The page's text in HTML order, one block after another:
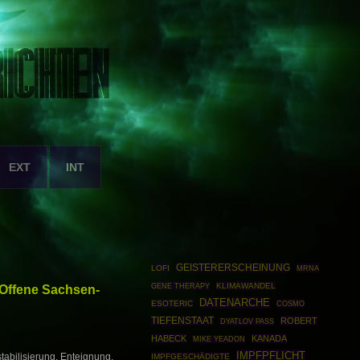
EXT INT
Sachsen-
Enteignung,
LOFI GEISTERERSCHEINUNG
MRNA
GENE THERAPY
KLIMAWANDEL
ESOTERIC
DATENARCHE COSMO
TIEFENSTAAT DYATLOV PASS
ROBERT
HABECK
MIKE YEADON KANADA
IMPFGESCHÄDIGTE IMPFPFLICHT